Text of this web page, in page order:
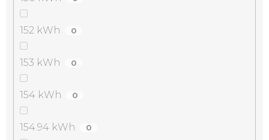
152 kWh 0
153 kWh 0
154 kWh 0
154.94 kWh 0